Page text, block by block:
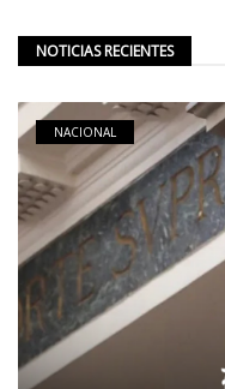
NOTICIAS RECIENTES
NACIONAL